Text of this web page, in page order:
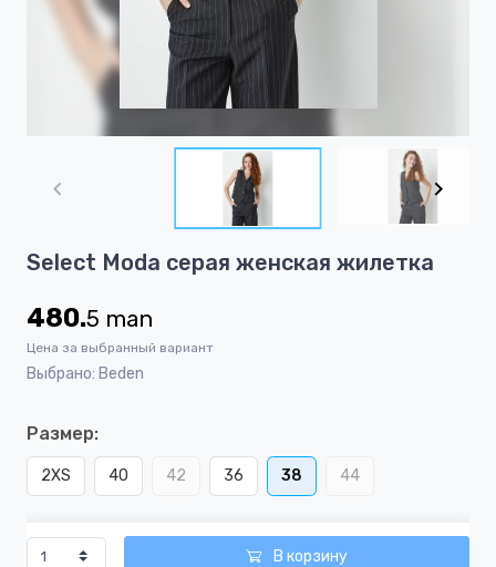
1
7
Select Moda серая женская жилетка
480.5 man
Цена за выбранный вариант
Выбрано: Beden
Размер:
2XS 40 42 36 38 44
В корзину